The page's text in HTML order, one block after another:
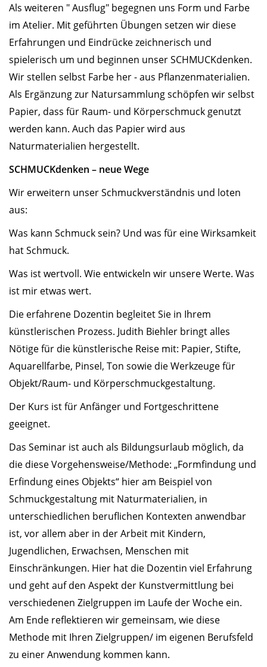
Als weiteren " Ausflug" begegnen uns Form und Farbe
im Atelier. Mit geführten Übungen setzen wir diese
Erfahrungen und Eindrücke zeichnerisch und
spielerisch um und beginnen unser SCHMUCKdenken.
Wir stellen selbst Farbe her - aus Pflanzenmaterialien.
Als Ergänzung zur Natursammlung schöpfen wir selbst
Papier, dass für Raum- und Körperschmuck genutzt
werden kann. Auch das Papier wird aus
Naturmaterialien hergestellt.
SCHMUCKdenken – neue Wege
Wir erweitern unser Schmuckverständnis und loten
aus:
Was kann Schmuck sein? Und was für eine Wirksamkeit
hat Schmuck.
Was ist wertvoll. Wie entwickeln wir unsere Werte. Was
ist mir etwas wert.
Die erfahrene Dozentin begleitet Sie in Ihrem
künstlerischen Prozess. Judith Biehler bringt alles
Nötige für die künstlerische Reise mit: Papier, Stifte,
Aquarellfarbe, Pinsel, Ton sowie die Werkzeuge für
Objekt/Raum- und Körperschmuckgestaltung.
Der Kurs ist für Anfänger und Fortgeschrittene
geeignet.
Das Seminar ist auch als Bildungsurlaub möglich, da
die diese Vorgehensweise/Methode: „Formfindung und
Erfindung eines Objekts“ hier am Beispiel von
Schmuckgestaltung mit Naturmaterialien, in
unterschiedlichen beruflichen Kontexten anwendbar
ist, vor allem aber in der Arbeit mit Kindern,
Jugendlichen, Erwachsen, Menschen mit
Einschränkungen. Hier hat die Dozentin viel Erfahrung
und geht auf den Aspekt der Kunstvermittlung bei
verschiedenen Zielgruppen im Laufe der Woche ein.
Am Ende reflektieren wir gemeinsam, wie diese
Methode mit Ihren Zielgruppen/ im eigenen Berufsfeld
zu einer Anwendung kommen kann.